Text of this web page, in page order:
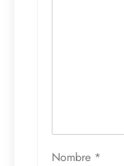
Nombre *